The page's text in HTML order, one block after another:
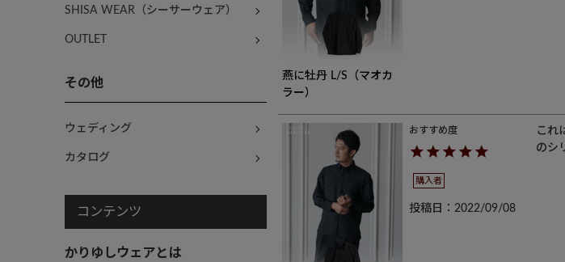
SHISA WEAR（シーサーウェア）
OUTLET
その他
ウェディング
カタログ
コンテンツ
かりゆしウェアとは
燕に牡丹 L/S（マオカ
ラー）
購入者
投稿日 2022/09/08
これ
のシ